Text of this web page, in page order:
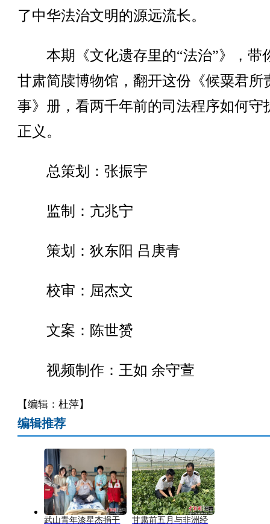
了中华法治文明的源远流长。
本期《文化遗存里的“法治”》，带
甘肃简牍博物馆，翻开这份《候粟君所
事》册，看两千年前的司法程序如何守
正义。
总策划：张振宇
监制：亢兆宁
策划：狄东阳 吕庚青
校审：屈杰文
文案：陈世赟
视频制作：王如 余守萱
【编辑：杜萍】
编辑推荐
武山青年漆星杰捐干 甘肃前五月与非洲经